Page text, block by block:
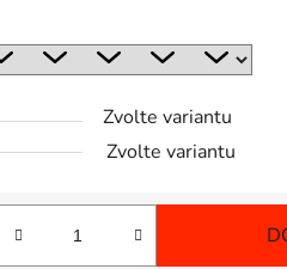
Zvolte variantu
Zvolte variantu